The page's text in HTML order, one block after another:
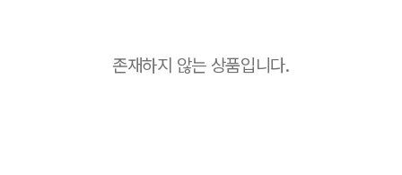
존재하지 않는 상품입니다.